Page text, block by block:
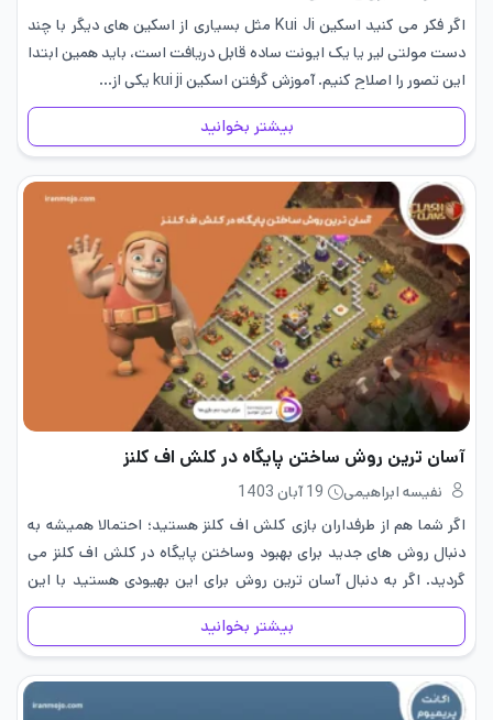
اگر فکر می کنید اسکین Kui Ji مثل بسیاری از اسکین‌ های دیگر با چند
دست مولتی لیر یا یک ایونت ساده قابل دریافت است، باید همین ابتدا
این تصور را اصلاح کنیم. آموزش گرفتن اسکین kui ji یکی از…
بیشتر بخوانید
آسان ترین روش ساختن پایگاه در کلش اف کلنز
نفیسه ابراهیمی
19 آبان 1403
اگر شما هم از طرفداران بازی کلش اف کلنز هستید؛ احتمالا همیشه به
دنبال روش ‌های جدید برای بهبود وساختن پایگاه در کلش اف کلنز می
گردید. اگر به دنبال آسان ترین روش برای این بهیودی هستید با این
مقاله…
بیشتر بخوانید